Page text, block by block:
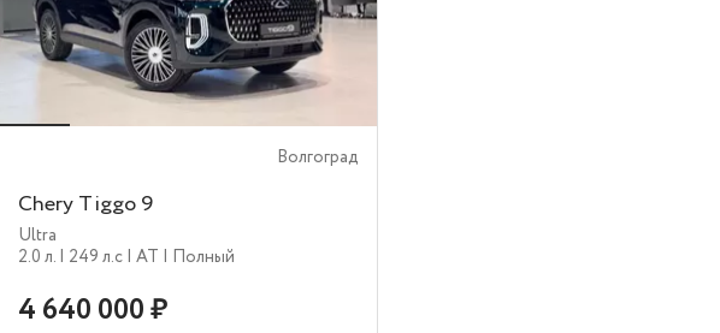
Волгоград
Chery Tiggo 9
Ultra
2.0 л. | 249 л.c | AT | Полный
4 640 000 ₽